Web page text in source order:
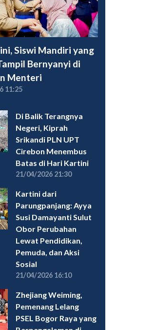
Siswi Mandiri yang
Bernyanyi di
Menteri
11:25
Di Balik Terangnya
Negeri, Kiprah
Srikandi PLN UPT
Cirebon Menembus
Batas di Hari Kartini
21/04/2026 21:30
Kartini dari
Parungpanjang: Ayya
Susi Damayanti Sulut
Obor Perubahan
Lewat Pendidikan,
Pemuda, dan Aksi
Sosial
21/04/2026 16:10
Zhejiang Weiming,
Pemenang Lelang
PSEL Bogor Raya yang